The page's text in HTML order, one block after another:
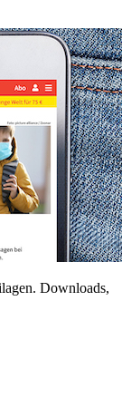
Downloads,